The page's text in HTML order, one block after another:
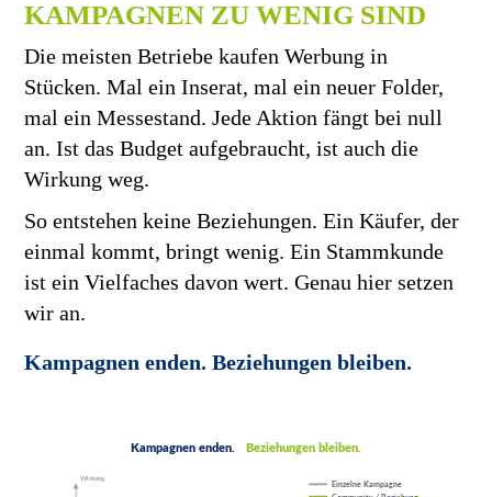
KAMPAGNEN ZU WENIG SIND
Die meisten Betriebe kaufen Werbung in
Stücken. Mal ein Inserat, mal ein neuer Folder,
mal ein Messestand. Jede Aktion fängt bei null
an. Ist das Budget aufgebraucht, ist auch die
Wirkung weg.
So entstehen keine Beziehungen. Ein Käufer, der
einmal kommt, bringt wenig. Ein Stammkunde
ist ein Vielfaches davon wert. Genau hier setzen
wir an.
Kampagnen enden. Beziehungen bleiben.